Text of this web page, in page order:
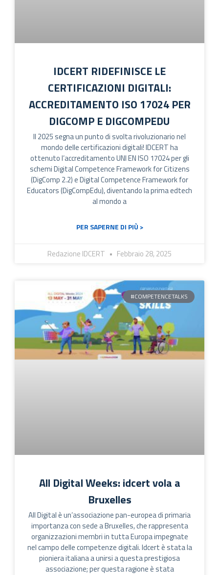
IDCERT RIDEFINISCE LE
CERTIFICAZIONI DIGITALI:
ACCREDITAMENTO ISO 17024 PER
DIGCOMP E DIGCOMPEDU
Il 2025 segna un punto di svolta rivoluzionario nel
mondo delle certificazioni digitali! IDCERT ha
ottenuto l’accreditamento UNI EN ISO 17024 per gli
schemi Digital Competence Framework for Citizens
(DigComp 2.2) e Digital Competence Framework for
Educators (DigCompEdu), diventando la prima edtech
al mondo a
PER SAPERNE DI PIÙ >
Redazione IDCERT Febbraio 28, 2025
#COMPETENCETALKS
All Digital Weeks: idcert vola a
Bruxelles
All Digital è un’associazione pan-europea di primaria
importanza con sede a Bruxelles, che rappresenta
organizzazioni membri in tutta Europa impegnate
nel campo delle competenze digitali. Idcert è stata la
pioniera italiana a unirsi a questa prestigiosa
associazione; per questa ragione è stata